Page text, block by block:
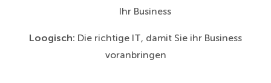
Ihr Business
Loogisch: Die richtige IT, damit Sie ihr Business
voranbringen